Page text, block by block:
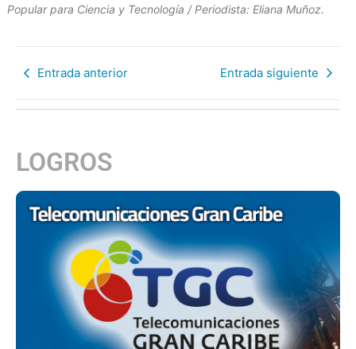
Popular para Ciencia y Tecnología / Periodista: Eliana Muñoz.
Entrada anterior Entrada siguiente
LOGROS